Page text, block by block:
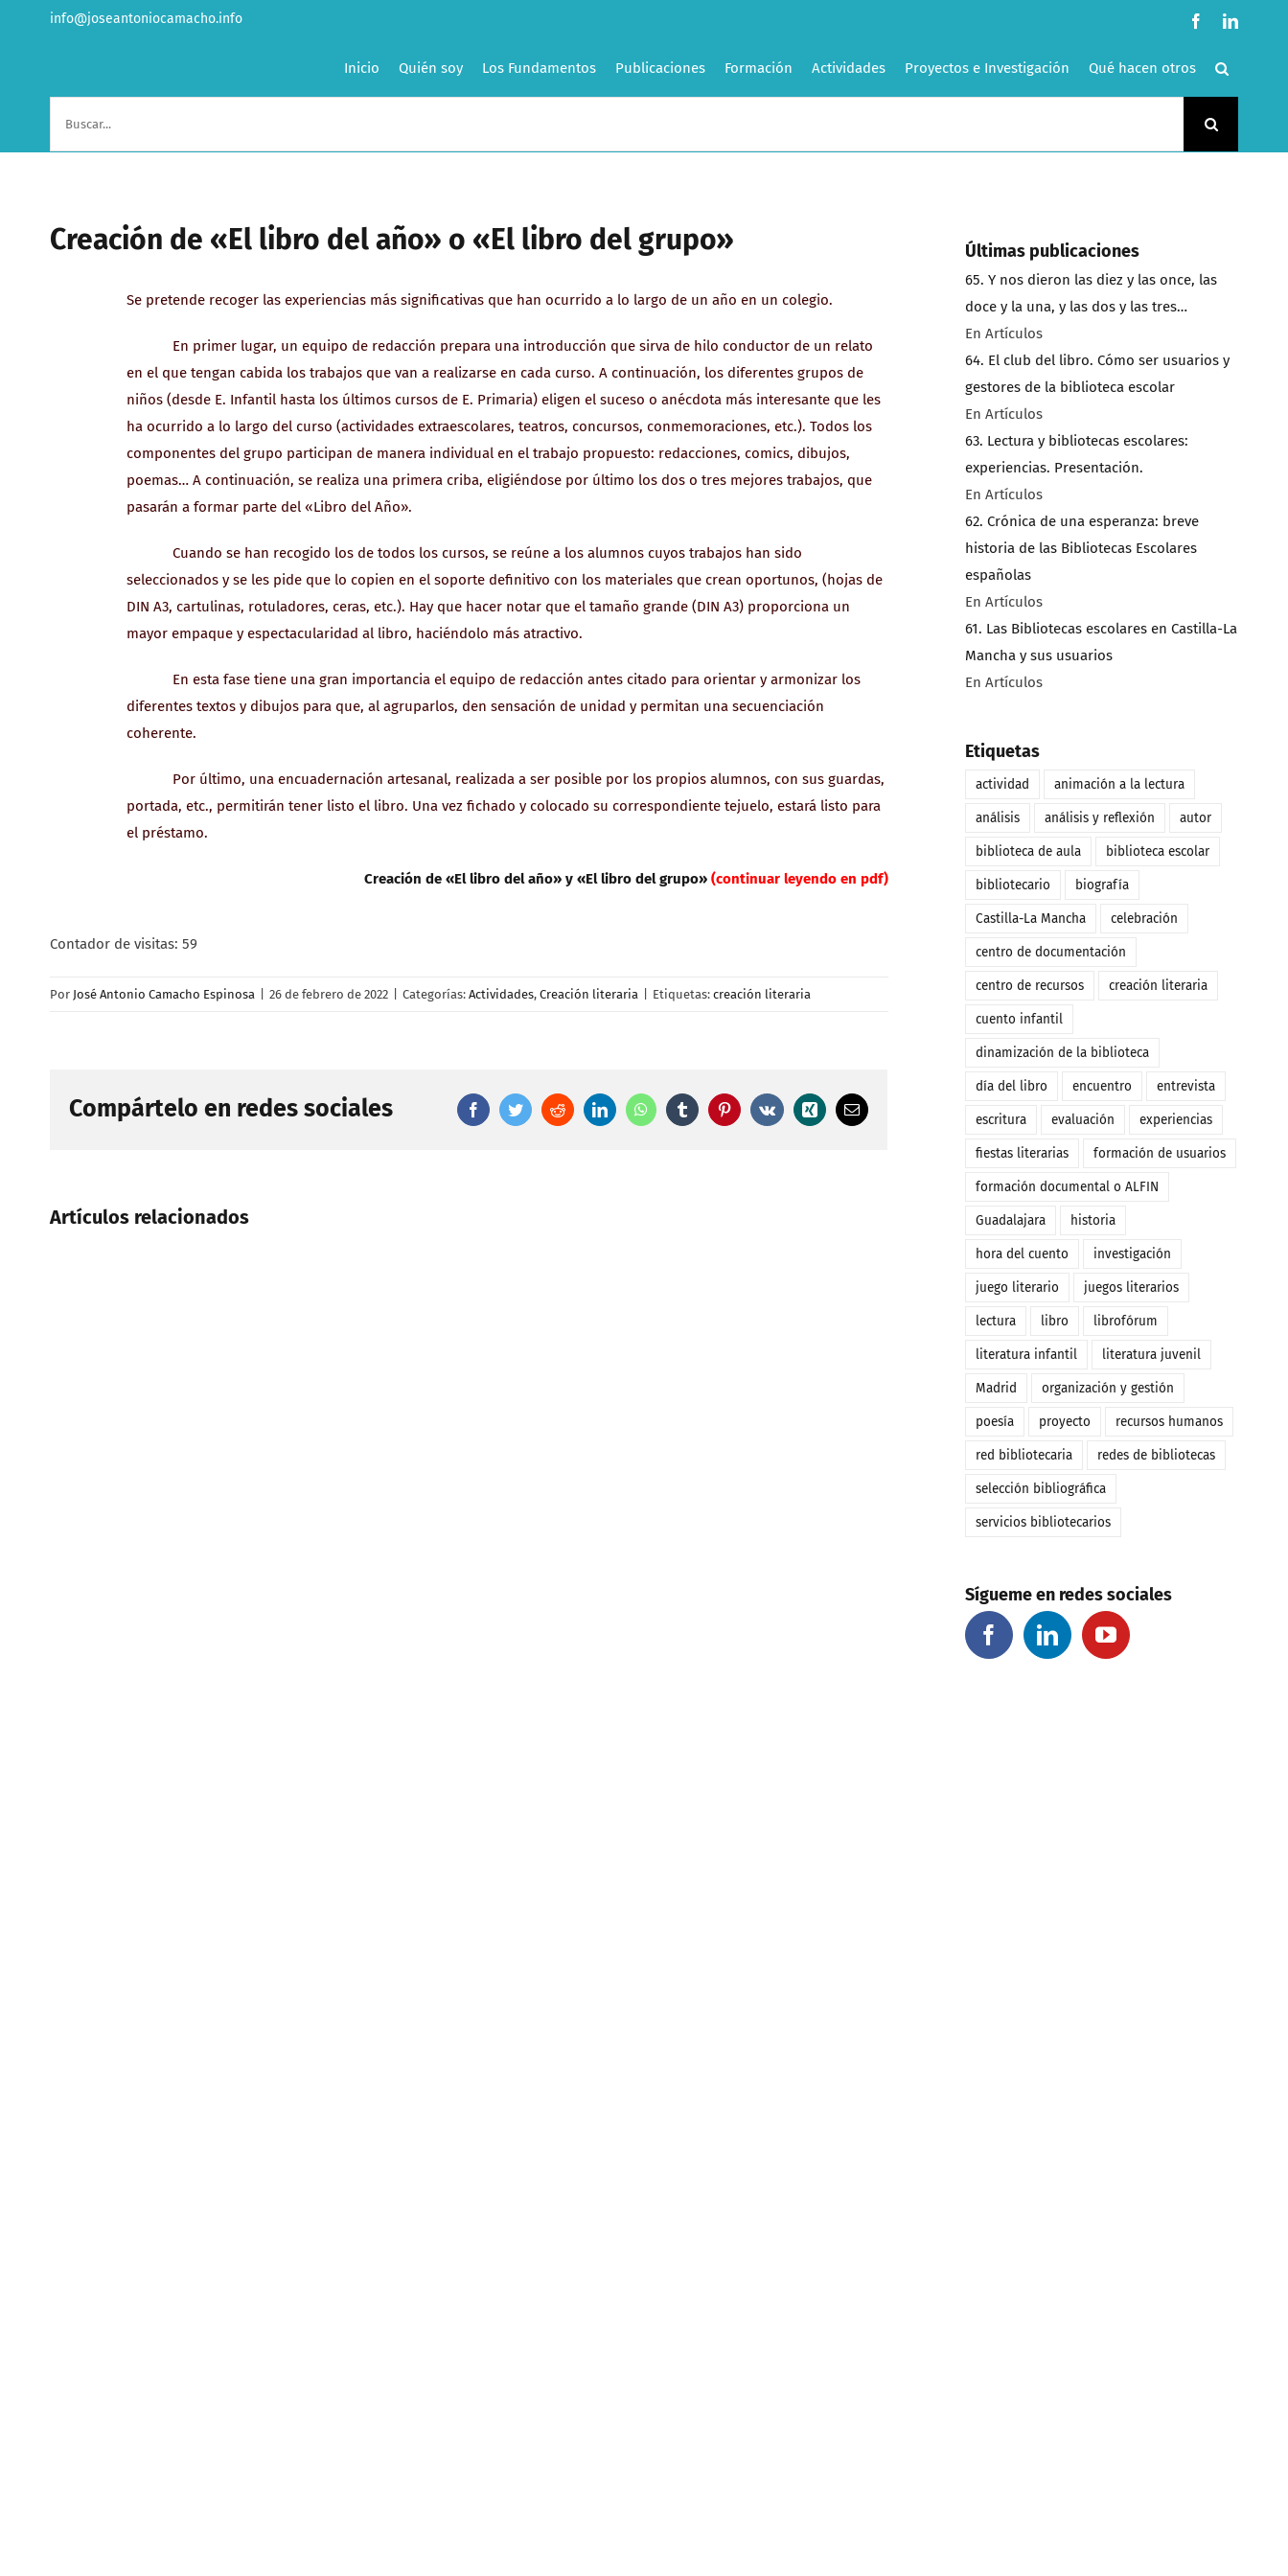
info@joseantoniocamacho.info Facebook
Inicio Quién soy Los Fundamentos Publicaciones Formación Actividades Proyectos e Investigación Qué hacen otros
Creación de «El libro del año» o «El libro del grupo»
Se pretende recoger las experiencias más significativas que han ocurrido a lo largo de un año en un colegio.
En primer lugar, un equipo de redacción prepara una introducción que sirva de hilo conductor de un relato
en el que tengan cabida los trabajos que van a realizarse en cada curso. A continuación, los diferentes grupos de
niños (desde E. Infantil hasta los últimos cursos de E. Primaria) eligen el suceso o anécdota más interesante que les
ha ocurrido a lo largo del curso (actividades extraescolares, teatros, concursos, conmemoraciones, etc.). Todos los
componentes del grupo participan de manera individual en el trabajo propuesto: redacciones, comics, dibujos,
poemas… A continuación, se realiza una primera criba, eligiéndose por último los dos o tres mejores trabajos, que
pasarán a formar parte del «Libro del Año».
Cuando se han recogido los de todos los cursos, se reúne a los alumnos cuyos trabajos han sido
seleccionados y se les pide que lo copien en el soporte definitivo con los materiales que crean oportunos, (hojas de
DIN A3, cartulinas, rotuladores, ceras, etc.). Hay que hacer notar que el tamaño grande (DIN A3) proporciona un
mayor empaque y espectacularidad al libro, haciéndolo más atractivo.
En esta fase tiene una gran importancia el equipo de redacción antes citado para orientar y armonizar los
diferentes textos y dibujos para que, al agruparlos, den sensación de unidad y permitan una secuenciación
coherente.
Por último, una encuadernación artesanal, realizada a ser posible por los propios alumnos, con sus guardas,
portada, etc., permitirán tener listo el libro. Una vez fichado y colocado su correspondiente tejuelo, estará listo para
el préstamo.
Creación de «El libro del año» y «El libro del grupo» (continuar leyendo en pdf)
Contador de visitas: 59
Por José Antonio Camacho Espinosa 26 de febrero de 2022 Categorías: Actividades, Creación literaria Etiquetas: creación literaria
Compártelo en redes sociales FacebookTwitterRedditLinkedInWhatsAppTumblr Pinterest
Vk Xing
Correo
electrónico
Artículos relacionados
Últimas publicaciones
65. Y nos dieron las diez y las once, las
doce y la una, y las dos y las tres…
En Artículos
64. El club del libro. Cómo ser usuarios y
gestores de la biblioteca escolar
En Artículos
63. Lectura y bibliotecas escolares:
experiencias. Presentación.
En Artículos
62. Crónica de una esperanza: breve
historia de las Bibliotecas Escolares
españolas
En Artículos
61. Las Bibliotecas escolares en Castilla-La
Mancha y sus usuarios
En Artículos
Etiquetas
actividad animación a la lectura
análisis análisis y reflexión autor
biblioteca de aula biblioteca escolar
bibliotecario biografía
Castilla-La Mancha celebración
centro de documentación
centro de recursos creación literaria
cuento infantil
dinamización de la biblioteca
día del libro encuentro entrevista
escritura evaluación experiencias
fiestas literarias formación de usuarios
formación documental o ALFIN
Guadalajara historia
hora del cuento investigación
juego literario juegos literarios
lectura libro librofórum
literatura infantil literatura juvenil
Madrid organización y gestión
poesía proyecto recursos humanos
red bibliotecaria redes de bibliotecas
selección bibliográfica
servicios bibliotecarios
Sígueme en redes sociales